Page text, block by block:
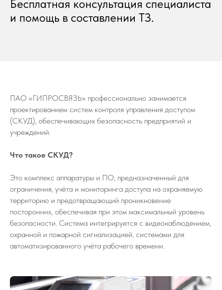
Бесплатная консультация специалиста
и помощь в составлении ТЗ.
ПАО «ГИПРОСВЯЗЬ» профессионально занимается
проектированием систем контроля управления доступом
(СКУД), обеспечивающих безопасность предприятий и
учреждений.
Что такое СКУД?
Это комплекс аппаратуры и ПО, предназначенный для
ограничения, учёта и мониторинга доступа на охраняемую
территорию и предотвращающий проникновение
посторонних, обеспечивая при этом максимальный уровень
безопасности. Система интегрируется с видеонаблюдением,
охранной и пожарной сигнализацией, системами для
автоматизированного учёта рабочего времени.